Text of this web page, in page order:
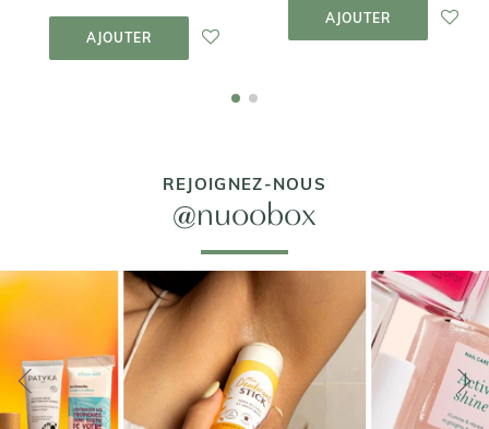
AJOUTER
PANIER
AJOUTER
PANIER
REJOIGNEZ-NOUS
@nuoobox